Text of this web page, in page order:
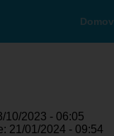
Domov
10/2023 - 06:05
21/01/2024 - 09:54